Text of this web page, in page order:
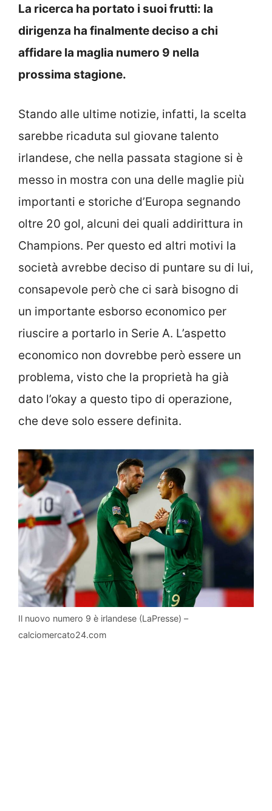
La ricerca ha portato i suoi frutti: la
dirigenza ha finalmente deciso a chi
affidare la maglia numero 9 nella
prossima stagione.
Stando alle ultime notizie, infatti, la scelta
sarebbe ricaduta sul giovane talento
irlandese, che nella passata stagione si è
messo in mostra con una delle maglie più
importanti e storiche d’Europa segnando
oltre 20 gol, alcuni dei quali addirittura in
Champions. Per questo ed altri motivi la
società avrebbe deciso di puntare su di lui,
consapevole però che ci sarà bisogno di
un importante esborso economico per
riuscire a portarlo in Serie A. L’aspetto
economico non dovrebbe però essere un
problema, visto che la proprietà ha già
dato l’okay a questo tipo di operazione,
che deve solo essere definita.
Il nuovo numero 9 è irlandese (LaPresse) –
calciomercato24.com